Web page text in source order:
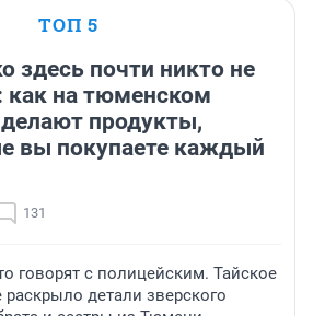
ТОП 5
здесь почти никто не
как на тюменском
продукты,
вы покупаете каждый
131
говорят с полицейским. Тайское
раскрыло детали зверского